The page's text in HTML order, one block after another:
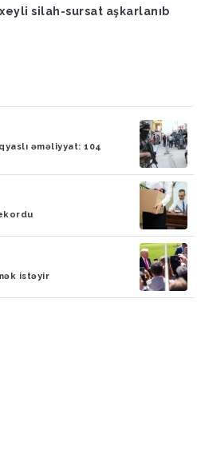
silah-sursat aşkarlanıb
əməliyyat: 104
istəyir